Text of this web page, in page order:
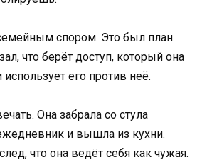
спором. Это был план.
что берёт доступ, который она
его против неё.
Она забрала со стула
и вышла из кухни.
что она ведёт себя как чужая.